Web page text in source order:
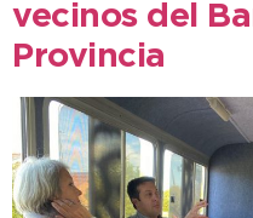
vecinos del
Provincia